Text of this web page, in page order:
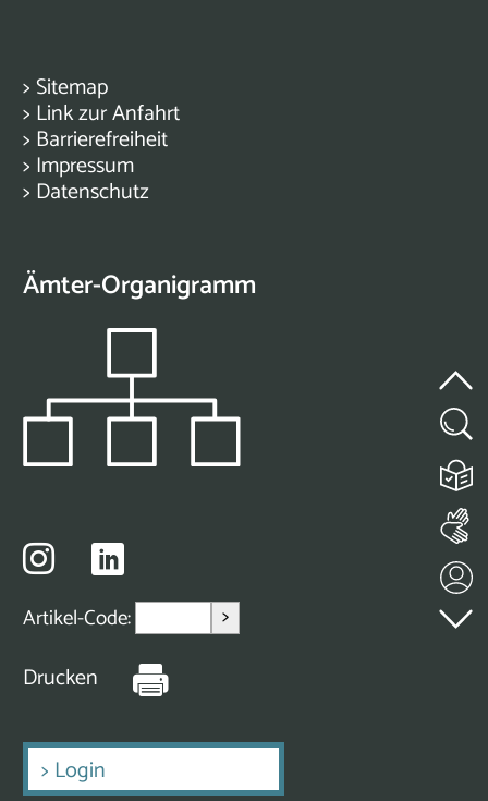
> Sitemap
> Link zur Anfahrt
> Barrierefreiheit
> Impressum
> Datenschutz
Ämter-Organigramm
Artikel-Code: >
Drucken
> Login